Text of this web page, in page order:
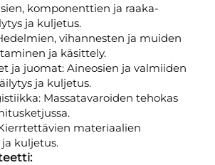
komponenttien ja raaka-
ja kuljetus.
vihannesten ja muiden
ja käsittely.
ja juomat: Aineosien ja valmiiden
ja kuljetus.
Massatavaroiden tehokas
materiaalien
kuljetus.